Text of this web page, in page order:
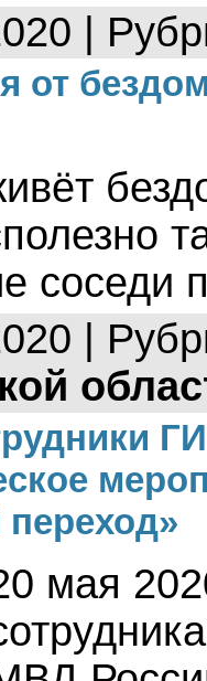
|
от
соседи
|
мая